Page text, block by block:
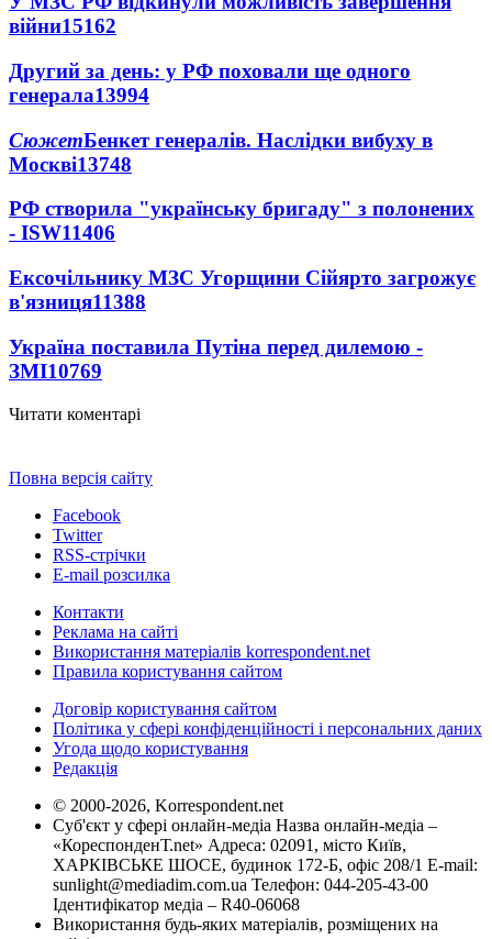
війни15162
Другий за день: у РФ поховали ще одного
генерала13994
СюжетБенкет генералів. Наслідки вибуху в
Москві13748
РФ створила "українську бригаду" з полонених
- ISW11406
Ексочільнику МЗС Угорщини Сійярто загрожує
в'язниця11388
Україна поставила Путіна перед дилемою -
ЗМІ10769
Читати коментарі
Повна версія сайту
Facebook
Twitter
RSS-стрічки
E-mail розсилка
Контакти
Реклама на сайті
Використання матеріалів korrespondent.net
Правила користування сайтом
Договір користування сайтом
Політика у сфері конфіденційності і персональних даних
Угода щодо користування
Редакція
© 2000-2026, Korrespondent.net
Суб'єкт у сфері онлайн-медіа Назва онлайн-медіа –
«КореспонденТ.net» Адреса: 02091, місто Київ,
ХАРКІВСЬКЕ ШОСЕ, будинок 172-Б, офіс 208/1 E-mail:
sunlight@mediadim.com.ua Телефон: 044-205-43-00
Ідентифікатор медіа – R40-06068
Використання будь-яких матеріалів, розміщених на